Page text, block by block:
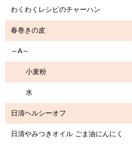
わくわくレシピのチャーハ
春巻きの皮
～A～
小麦粉 小
水 小さ
日清ヘルシーオフ
日清やみつきオイル ごま油にん